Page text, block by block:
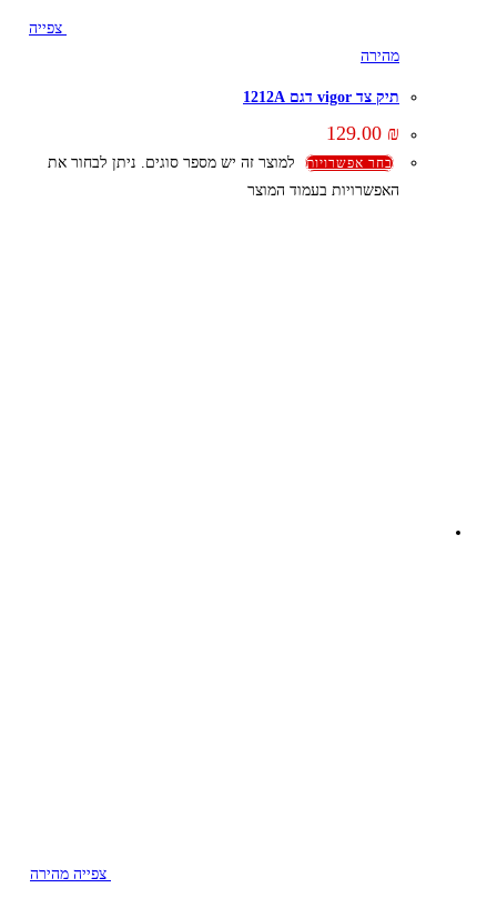
צפייה
מהירה
תיק צד vigor דגם 1212A
129.00 ₪
בחר אפשרויות
למוצר זה יש מספר סוגים. ניתן לבחור את
האפשרויות בעמוד המוצר
צפייה מהירה